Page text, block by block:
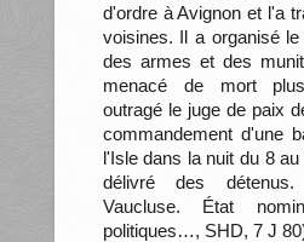
d'ordre à Avignon et l'a
voisines. Il a organisé
des armes et des
menacé de mort
outragé le juge de paix
commandement d'une
l'Isle dans la nuit du 8
délivré des détenus.
Vaucluse. État
politiques…, SHD, 7 J